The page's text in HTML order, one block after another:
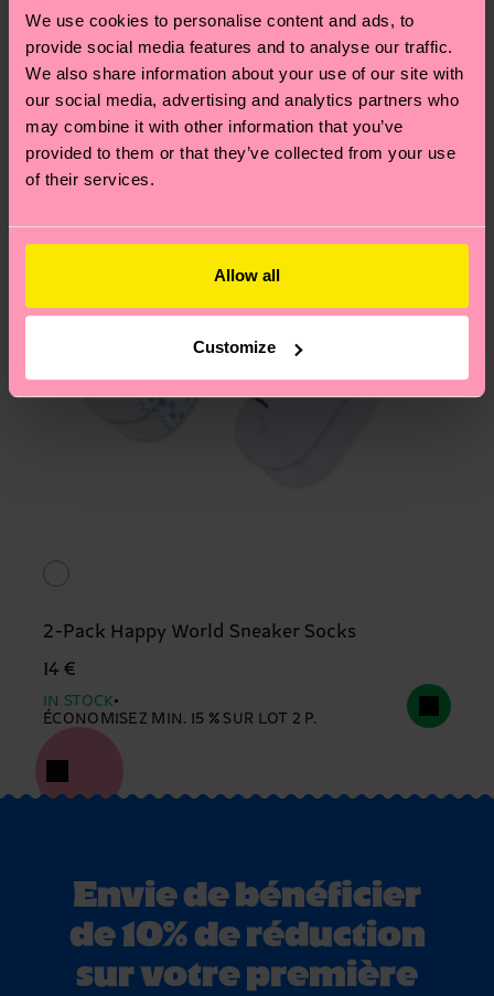
We use cookies to personalise content and ads, to
provide social media features and to analyse our traffic.
We also share information about your use of our site with
our social media, advertising and analytics partners who
may combine it with other information that you’ve
provided to them or that they’ve collected from your use
of their services.
Allow all
Customize
Informations détaillées:
ARTICLE 1:85% Mélange de coton biologique, 13%
Polyamide, 2% Elasthanne
ARTICLE 2:85% Mélange de coton biologique, 13%
Polyamide, 2% Elasthanne
ARTICLE 3:85% Mélange de coton biologique, 13%
Polyamide, 2% Elasthanne
ARTICLE 4:85% Mélange de coton biologique, 13%
Polyamide, 2% Elasthanne
ARTICLE 5:85% Mélange de coton biologique, 13%
Polyamide, 2% Elasthanne
Vous avez des questions sur les retours ? Visitez
notre pageRetour pour trouver les réponses aux
questions les plus fréquemment posées.
Nouveau
2-Pack Happy World Sneaker Socks
14 €
IN STOCK
ÉCONOMISEZ MIN. 15 % SUR LOT 2 P.
Envie de bénéficier
de 10% de réduction
sur votre première